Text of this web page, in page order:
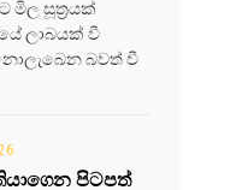
මිල සූත්‍රයක්
ලාබයක් වී
බවත් වී
පිටපත්